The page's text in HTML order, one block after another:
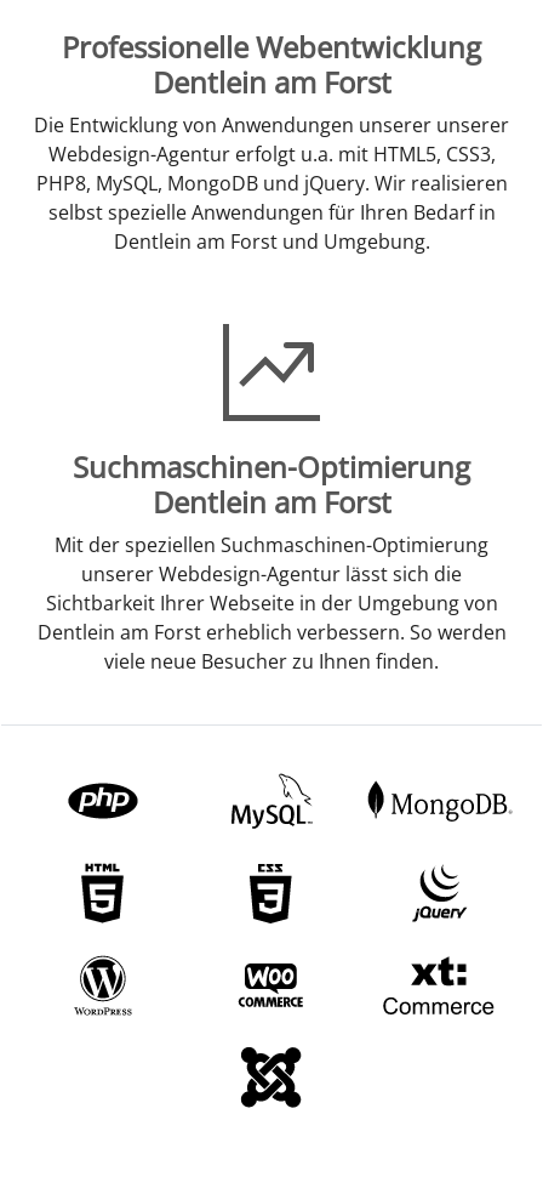
Professionelle Webentwicklung
Dentlein am Forst
Die Entwicklung von Anwendungen unserer unserer
Webdesign-Agentur erfolgt u.a. mit HTML5, CSS3,
PHP8, MySQL, MongoDB und jQuery. Wir realisieren
selbst spezielle Anwendungen für Ihren Bedarf in
Dentlein am Forst und Umgebung.
Suchmaschinen-Optimierung
Dentlein am Forst
Mit der speziellen Suchmaschinen-Optimierung
unserer Webdesign-Agentur lässt sich die
Sichtbarkeit Ihrer Webseite in der Umgebung von
Dentlein am Forst erheblich verbessern. So werden
viele neue Besucher zu Ihnen finden.